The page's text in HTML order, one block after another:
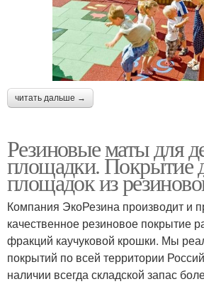
читать дальше →
Резиновые маты для
площадки. Покрытие
площадок из
Компания ЭкоРезина производит и
качественное резиновое покрытие
фракций каучуковой крошки. Мы
покрытий по всей территории
наличии всегда складской запас